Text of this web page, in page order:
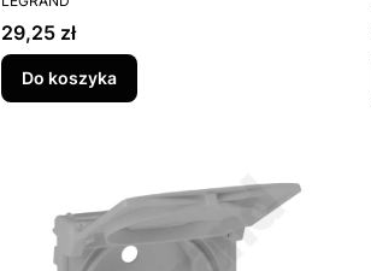
Cena
29,25 zł
Do koszyka